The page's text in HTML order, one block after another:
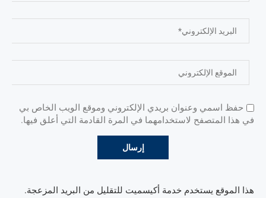
حفظ اسمي وعنوان بريدي الإلكتروني وموقع الويب الخاص بي
في هذا المتصفح لاستخدامهما في المرة القادمة التي أعلق فيها.
هذا الموقع يستخدم خدمة أكيسميت للتقليل من البريد المزعجة.